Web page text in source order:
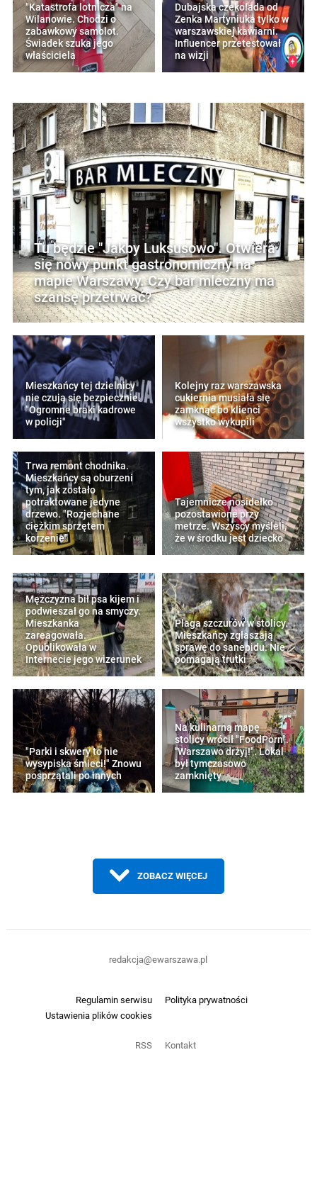
"Katastrofa lotnicza" na
Wilanowie. Chodzi o
zabawkowy samolot.
Świadek szuka jego
właściciela
Dubajska czekolada od
Zenka Martyniuka tylko w
warszawskiej kawiarni.
Influencer przetestował
na wizji
Tu będzie "Jakby Luksusowo". Otwiera
się nowy punkt gastronomiczny na
mapie Warszawy. Czy bar mleczny ma
szansę przetrwać?
Mieszkańcy tej dzielnicy
nie czują się bezpiecznie.
"Ogromne braki kadrowe
w policji"
Kolejny raz warszawska
cukiernia musiała się
zamknąć bo klienci
wszystko wykupili
Trwa remont chodnika.
Mieszkańcy są oburzeni
tym, jak zostało
potraktowane jedyne
drzewo. "Rozjechane
ciężkim sprzętem
korzenie"
Tajemnicze nosidełko
pozostawione przy
metrze. Wszyscy myśleli,
że w środku jest dziecko
Mężczyzna bił psa kijem i
podwieszał go na smyczy.
Mieszkanka
zareagowała.
Opublikowała w
Internecie jego wizerunek
Plaga szczurów w stolicy.
Mieszkańcy zgłaszają
sprawę do sanepidu. Nie
pomagają trutki
"Parki i skwery to nie
wysypiska śmieci!" Znowu
posprzątali po innych
Na kulinarną mapę
stolicy wrócił "FoodPorn".
''Warszawo drżyj!". Lokal
był tymczasowo
zamknięty
ZOBACZ WIĘCEJ
Regulamin serwisu
Polityka prywatności
Ustawienia plików cookies
RSS Kontakt
redakcja@ewarszawa.pl